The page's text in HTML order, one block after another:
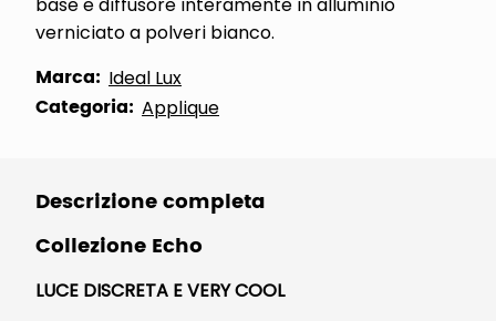
verniciato a polveri bianco.
Marca: Ideal Lux
Categoria: Applique
Descrizione completa
Collezione Echo
LUCE DISCRETA E VERY COOL